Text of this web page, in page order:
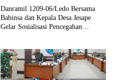
Danramil 1209-06/Ledo Bersama
Babinsa dan Kepala Desa Jesape
Gelar Sosialisasi Pencegahan